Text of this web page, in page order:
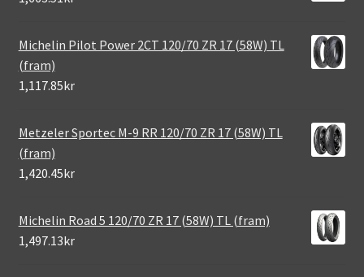
Michelin Pilot Power 2CT 120/70 ZR 17 (58W) TL
(fram)
1,117.85kr
Metzeler Sportec M-9 RR 120/70 ZR 17 (58W) TL
(fram)
1,420.45kr
Michelin Road 5 120/70 ZR 17 (58W) TL (fram)
1,497.13kr